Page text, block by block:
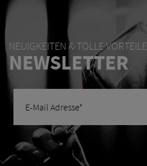
NEUIGKEITEN & TOLLE VORTEILE
NEWSLETTER